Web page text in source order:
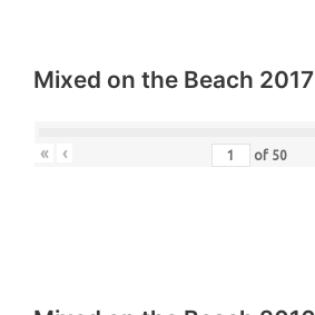
Mixed on the Beach 2017
« ‹ of 50